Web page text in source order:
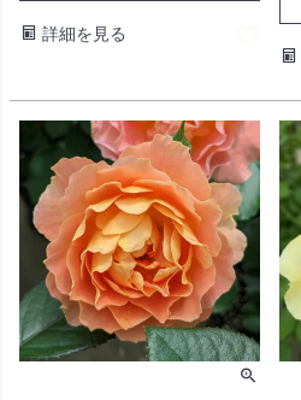
詳細を見る